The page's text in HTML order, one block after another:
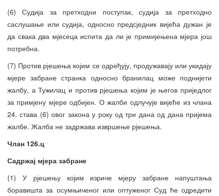
(6) Судија за претходни поступак, судија за претходно
саслушање или судија, односно предсједник вијећа дужан је
да свака два мјесеца испита да ли је примијењена мјера још
потребна.
(7) Против рјешења којим се одређују, продужавају или укидају
мјере забране странка односно бранилац може поднијети
жалбу, а Тужилац и против рјешења којим је његов приједлог
за примјену мјере одбијен. О жалби одлучује вијеће из члана
24. става (6) овог закона у року од три дана од дана пријема
жалбе. Жалба не задржава извршење рјешења.
Члан 126.ц
Садржај мјера забране
(1) У рјешењу којим изриче мјеру забране напуштања
боравишта за осумњиченог или оптуженог Суд ће одредити